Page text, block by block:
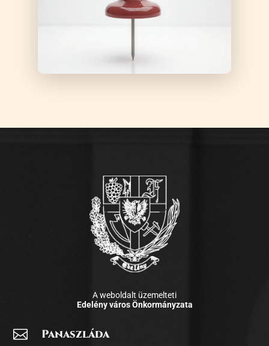
A weboldalt üzemelteti
Edelény város Önkormányzata
 Panaszláda